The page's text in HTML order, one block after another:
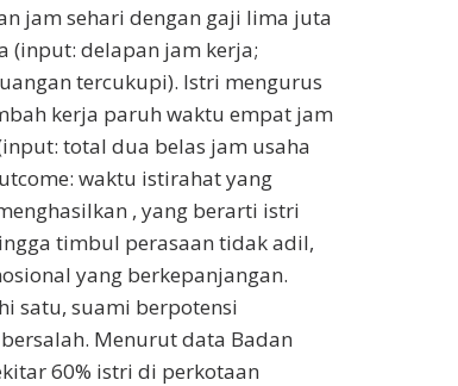
jam sehari dengan gaji lima juta
(input: delapan jam kerja;
tercukupi). Istri mengurus
kerja paruh waktu empat jam
total dua belas jam usaha
waktu istirahat yang
, yang berarti istri
timbul perasaan tidak adil,
yang berkepanjangan.
satu, suami berpotensi
Menurut data Badan
60% istri di perkotaan